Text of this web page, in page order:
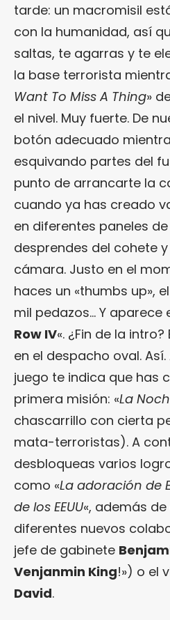
tarde: un macromisil
con la humanidad, así
saltas, te agarras y te
la base terrorista
Want To Miss A Thing»
el nivel. Muy fuerte. De
botón adecuado
esquivando partes del
punto de arrancarte la
cuando ya has creado
en diferentes paneles
desprendes del cohete
cámara. Justo en el
haces un «thumbs up»,
mil pedazos… Y aparece
Row IV«. ¿Fin de la
en el despacho oval. Así.
juego te indica que has
primera misión: «La
chascarrillo con cierta
mata-terroristas). A
desbloqueas varios
como «La adoración de
de los EEUU«, además
diferentes nuevos
jefe de gabinete
Venjanmin King!») o el
David.